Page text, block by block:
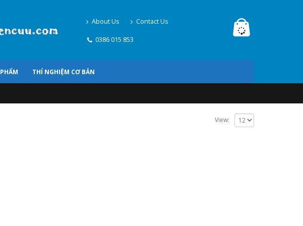
About Us Contact Us
0386 015 853
THÍ NGHIỆM CƠ BẢN
View: